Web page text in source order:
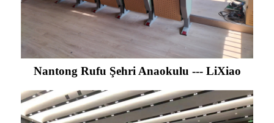
Nantong Rufu Şehri Anaokulu --- LiXiao